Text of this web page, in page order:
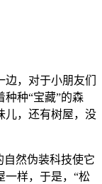
，对于小朋友们
种种“宝藏”的森
儿，还有树屋，没
自然伪装科技使它
一样，于是，“松